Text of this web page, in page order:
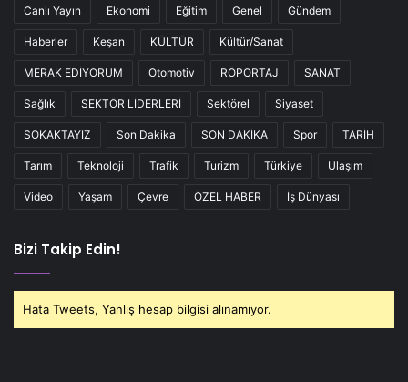
Canlı Yayın Ekonomi Eğitim Genel Gündem
Haberler Keşan KÜLTÜR Kültür/Sanat
MERAK EDİYORUM Otomotiv RÖPORTAJ SANAT
Sağlık SEKTÖR LİDERLERİ Sektörel Siyaset
SOKAKTAYIZ Son Dakika SON DAKİKA Spor TARİH
Tarım Teknoloji Trafik Turizm Türkiye Ulaşım
Video Yaşam Çevre ÖZEL HABER İş Dünyası
Bizi Takip Edin!
Hata Tweets, Yanlış hesap bilgisi alınamıyor.